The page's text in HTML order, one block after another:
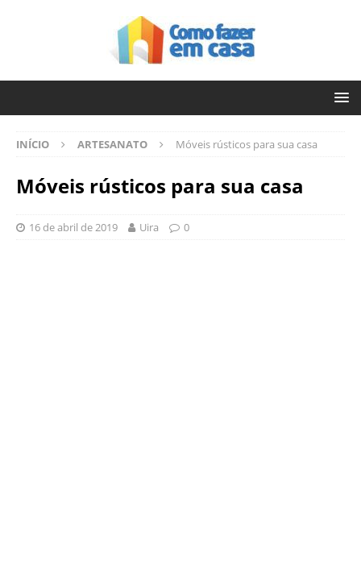
INÍCIO ARTESANATO Móveis rústicos para sua casa
Móveis rústicos para sua casa
16 de abril de 2019 Uira 0